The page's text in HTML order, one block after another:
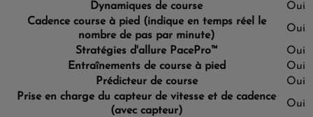
Dynamiques de course
Oui
Cadence course à pied (indique en temps réel le
nombre de pas par minute)
Oui
Stratégies d'allure PacePro™
Oui
Entraînements de course à pied
Oui
Prédicteur de course
Oui
Prise en charge du capteur de vitesse et de cadence
(avec capteur)
Oui